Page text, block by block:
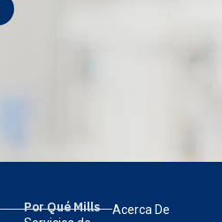
Por Qué Mills Acerca De